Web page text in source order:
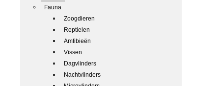
Fauna
Zoogdieren
Reptielen
Amfibieën
Vissen
Dagvlinders
Nachtvlinders